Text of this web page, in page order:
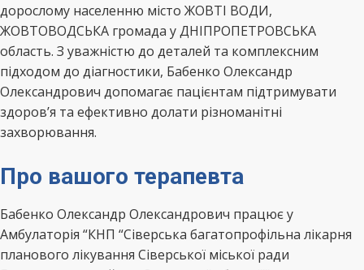
дорослому населенню місто ЖОВТІ ВОДИ,
ЖОВТОВОДСЬКА громада у ДНІПРОПЕТРОВСЬКА
область. З уважністю до деталей та комплексним
підходом до діагностики, Бабенко Олександр
Олександрович допомагає пацієнтам підтримувати
здоров’я та ефективно долати різноманітні
захворювання.
Про вашого терапевта
Бабенко Олександр Олександрович працює у
Амбулаторія “КНП “Сіверська багатопрофільна лікарня
планового лікування Сіверської міської ради